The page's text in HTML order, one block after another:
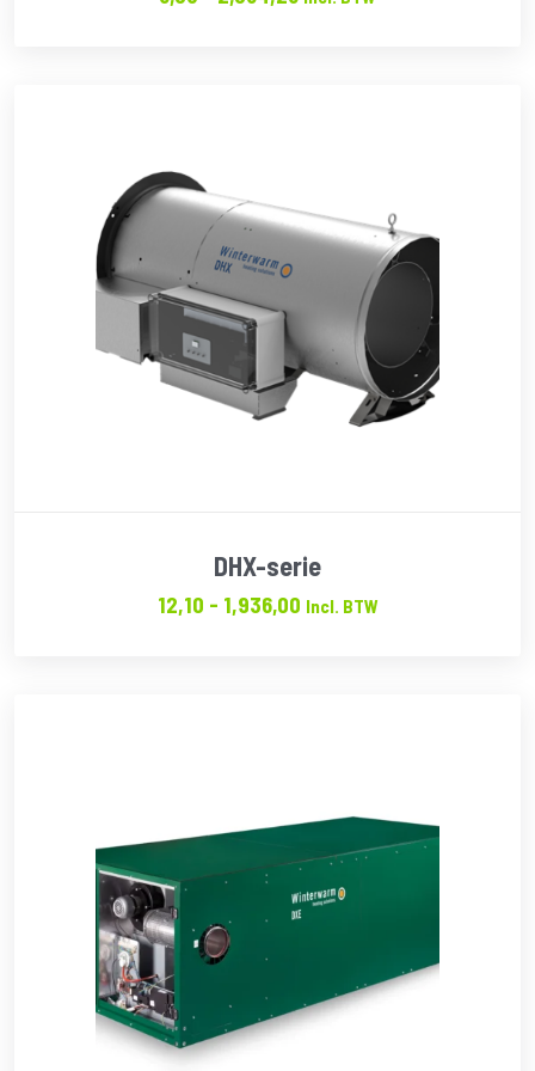
DHX-serie
12,10 - 1,936,00Prijsklasse:
Incl. BTW